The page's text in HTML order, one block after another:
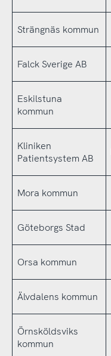
Strängnäs kommun
Falck Sverige AB
Eskilstuna
kommun
Kliniken
Patientsystem AB
Mora kommun
Göteborgs Stad
Orsa kommun
Älvdalens kommun
Örnsköldsviks
kommun